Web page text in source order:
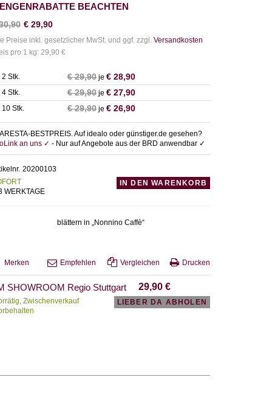
BEACHTEN
€ 29,90
Preise inkl. gesetzlicher MwSt. und ggf. zzgl. Versandkosten
pro 1 kg: 29,90 €
Stk. €29,90 je € 28,90
Stk. €29,90 je € 27,90
Stk. €29,90 je € 26,90
BESTPREIS. Auf idealo oder günstiger.de gesehen?
an uns ✓ - Nur auf Angebote aus der BRD anwendbar ✓
20200103
WERKTAGE
IN DEN WARENKORB
blättern in „Nonnino Caffè“
Merken Empfehlen Vergleichen Drucken
SHOWROOM Regio Stuttgart 29,90 €
LIEBER DA ABHOLEN
Zwischenverkauf